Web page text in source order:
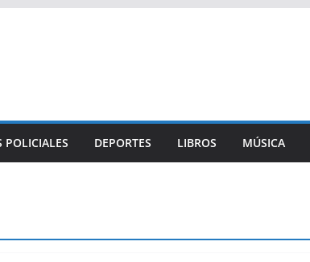
POLICIALES DEPORTES LIBROS MÚSICA